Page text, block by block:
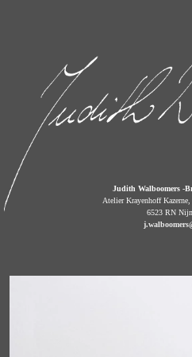
Judith Walboomers -
Atelier Krayenhoff
6523 RN